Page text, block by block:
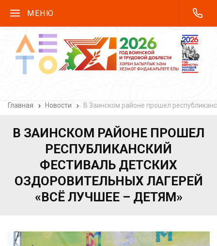
МЕНЮ
Главная Новости В Заинском районе прошел
В ЗАИНСКОМ РАЙОНЕ ПРОШЕЛ
РЕСПУБЛИКАНСКИЙ
ФЕСТИВАЛЬ ДЕТСКИХ
ОЗДОРОВИТЕЛЬНЫХ ЛАГЕРЕЙ
«ВСЁ ЛУЧШЕЕ – ДЕТЯМ»